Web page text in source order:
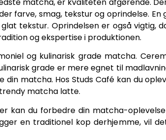
farve, smag, tekstur og oprindelse.
tekstur. Oprindelsen er også
og ekspertise i produktionen.
og kulinarisk grade matcha.
grade er mere egnet til
matcha. Hos Studs Café kan du
matcha latte.
kan du forbedre din matcha-
en traditionel kop derhjemme, vil